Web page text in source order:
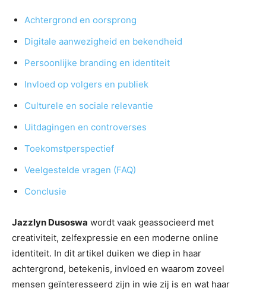
Achtergrond en oorsprong
Digitale aanwezigheid en bekendheid
Persoonlijke branding en identiteit
Invloed op volgers en publiek
Culturele en sociale relevantie
Uitdagingen en controverses
Toekomstperspectief
Veelgestelde vragen (FAQ)
Conclusie
Jazzlyn Dusoswa wordt vaak geassocieerd met
creativiteit, zelfexpressie en een moderne online
identiteit. In dit artikel duiken we diep in haar
achtergrond, betekenis, invloed en waarom zoveel
mensen geïnteresseerd zijn in wie zij is en wat haar